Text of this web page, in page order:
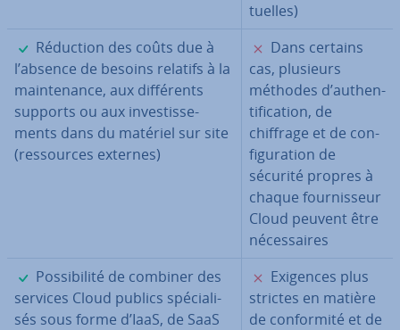
tuelles)
✓
Réduction des coûts due à
l’absence de besoins relatifs à la
main­te­nance, aux dif­fé­rents
supports ou aux in­ves­tis­se­
ments dans du matériel sur site
(res­sources externes)
✗
Dans certains
cas, plusieurs
méthodes d’au­then­
ti­fi­ca­tion, de
chiffrage et de con­
fi­gu­ra­tion de
sécurité propres à
chaque four­nis­seur
Cloud peuvent être
né­ces­saires
✓
Pos­si­bi­lité de combiner des
services Cloud publics spé­cia­li­
sés sous forme d’IaaS, de SaaS
✗
Exigences plus
strictes en matière
de con­for­mité et de